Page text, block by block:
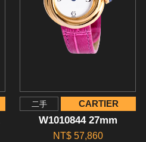
二手 CARTIER
W1010844 27mm
NT$ 57,860